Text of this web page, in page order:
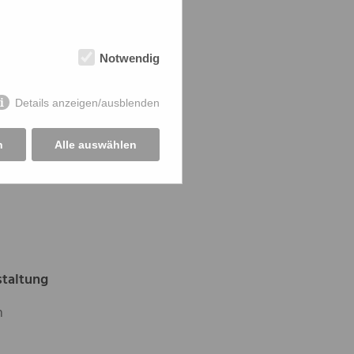
Notwendig
Details anzeigen/ausblenden
Alle auswählen